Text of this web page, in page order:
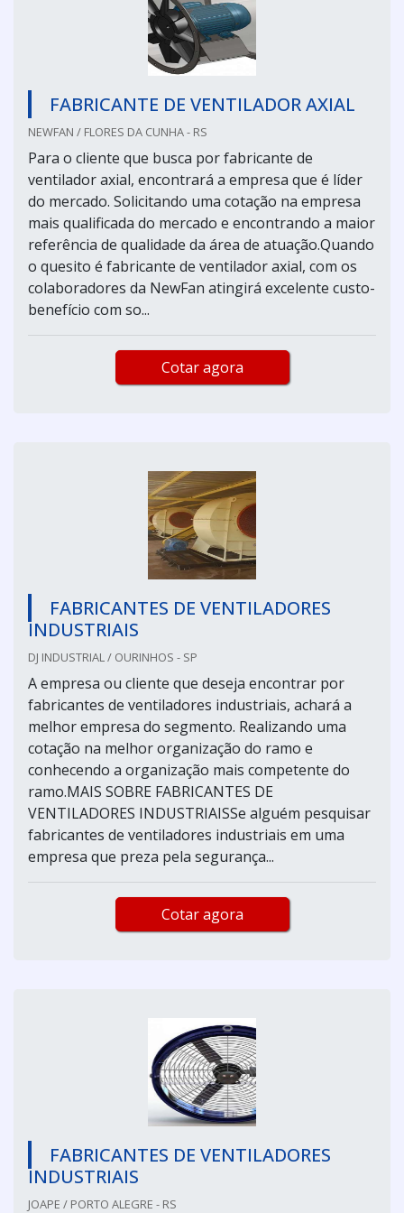
FABRICANTE DE VENTILADOR AXIAL
NEWFAN / FLORES DA CUNHA - RS
Para o cliente que busca por fabricante de
ventilador axial, encontrará a empresa que é líder
do mercado. Solicitando uma cotação na empresa
mais qualificada do mercado e encontrando a maior
referência de qualidade da área de atuação.Quando
o quesito é fabricante de ventilador axial, com os
colaboradores da NewFan atingirá excelente custo-
benefício com so...
Cotar agora
FABRICANTES DE VENTILADORES
INDUSTRIAIS
DJ INDUSTRIAL / OURINHOS - SP
A empresa ou cliente que deseja encontrar por
fabricantes de ventiladores industriais, achará a
melhor empresa do segmento. Realizando uma
cotação na melhor organização do ramo e
conhecendo a organização mais competente do
ramo.MAIS SOBRE FABRICANTES DE
VENTILADORES INDUSTRIAISSe alguém pesquisar
fabricantes de ventiladores industriais em uma
empresa que preza pela segurança...
Cotar agora
FABRICANTES DE VENTILADORES
INDUSTRIAIS
JOAPE / PORTO ALEGRE - RS